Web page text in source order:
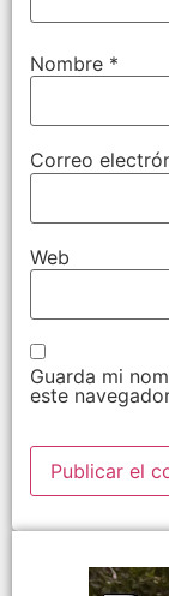
Nombre *
Correo
Web
Guarda mi
este